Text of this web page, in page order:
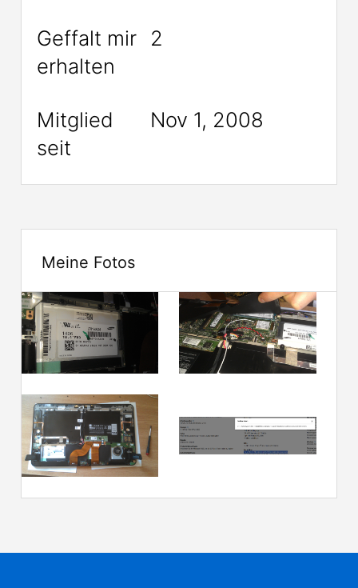
Geffalt mir
erhalten
2
Mitglied
seit
Nov 1, 2008
Meine Fotos